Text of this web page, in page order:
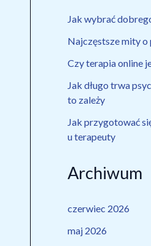
Jak wybrać
Najczęstsze mity
Czy terapia online
Jak długo trwa
to zależy
Jak przygotować
u terapeuty
Archiwum
czerwiec 2026
maj 2026